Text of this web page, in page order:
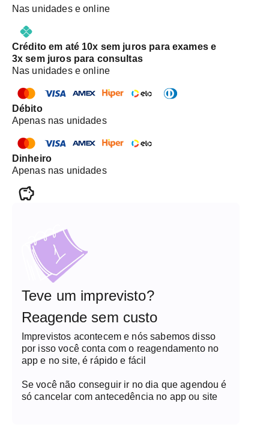
Nas unidades e online
Crédito em até 10x sem juros para exames e
3x sem juros para consultas
Nas unidades e online
Débito
Apenas nas unidades
Dinheiro
Apenas nas unidades
Teve um imprevisto?
Reagende sem custo
Imprevistos acontecem e nós sabemos disso
por isso você conta com o reagendamento no
app e no site, é rápido e fácil
Se você não conseguir ir no dia que agendou é
só cancelar com antecedência no app ou site